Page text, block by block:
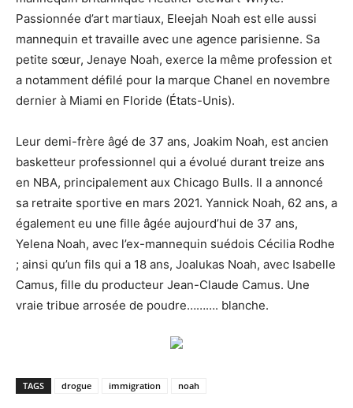
Passionnée d’art martiaux, Eleejah Noah est elle aussi
mannequin et travaille avec une agence parisienne. Sa
petite sœur, Jenaye Noah, exerce la même profession et
a notamment défilé pour la marque Chanel en novembre
dernier à Miami en Floride (États-Unis).
Leur demi-frère âgé de 37 ans, Joakim Noah, est ancien
basketteur professionnel qui a évolué durant treize ans
en NBA, principalement aux Chicago Bulls. Il a annoncé
sa retraite sportive en mars 2021. Yannick Noah, 62 ans, a
également eu une fille âgée aujourd’hui de 37 ans,
Yelena Noah, avec l’ex-mannequin suédois Cécilia Rodhe
; ainsi qu’un fils qui a 18 ans, Joalukas Noah, avec Isabelle
Camus, fille du producteur Jean-Claude Camus. Une
vraie tribue arrosée de poudre………. blanche.
TAGS drogue immigration noah